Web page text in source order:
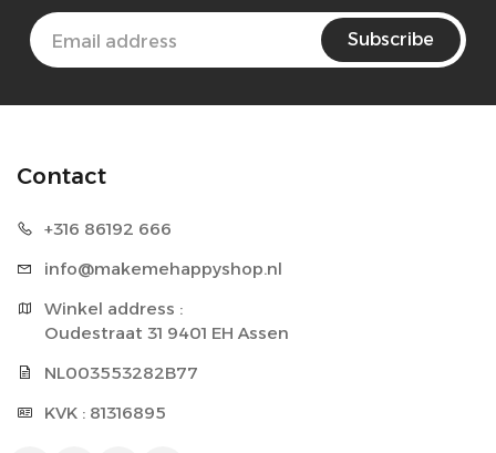
Subscribe
Contact
+316 86192 666
info@makemehappyshop.nl
Winkel address :
Oudestraat 31 9401 EH Assen
NL003553282B77
KVK : 81316895